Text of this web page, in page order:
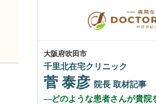
大阪府吹田市
千里北在宅クリニック
菅 泰彦 院長 取材記事
どのような患者さんが貴院